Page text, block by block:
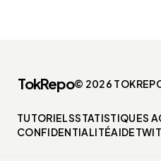
TokRepo© 2026
TUTORIELSSTATISTIQUES
CONFIDENTIALITÉAIDE